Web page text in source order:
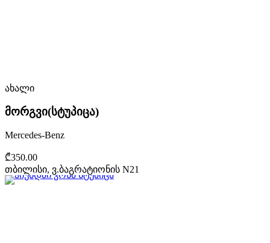
ახალი
მორგვი(სტუპიცა)
Mercedes-Benz
₾350.00
თბილისი, ვ.ბაგრატიონის N21